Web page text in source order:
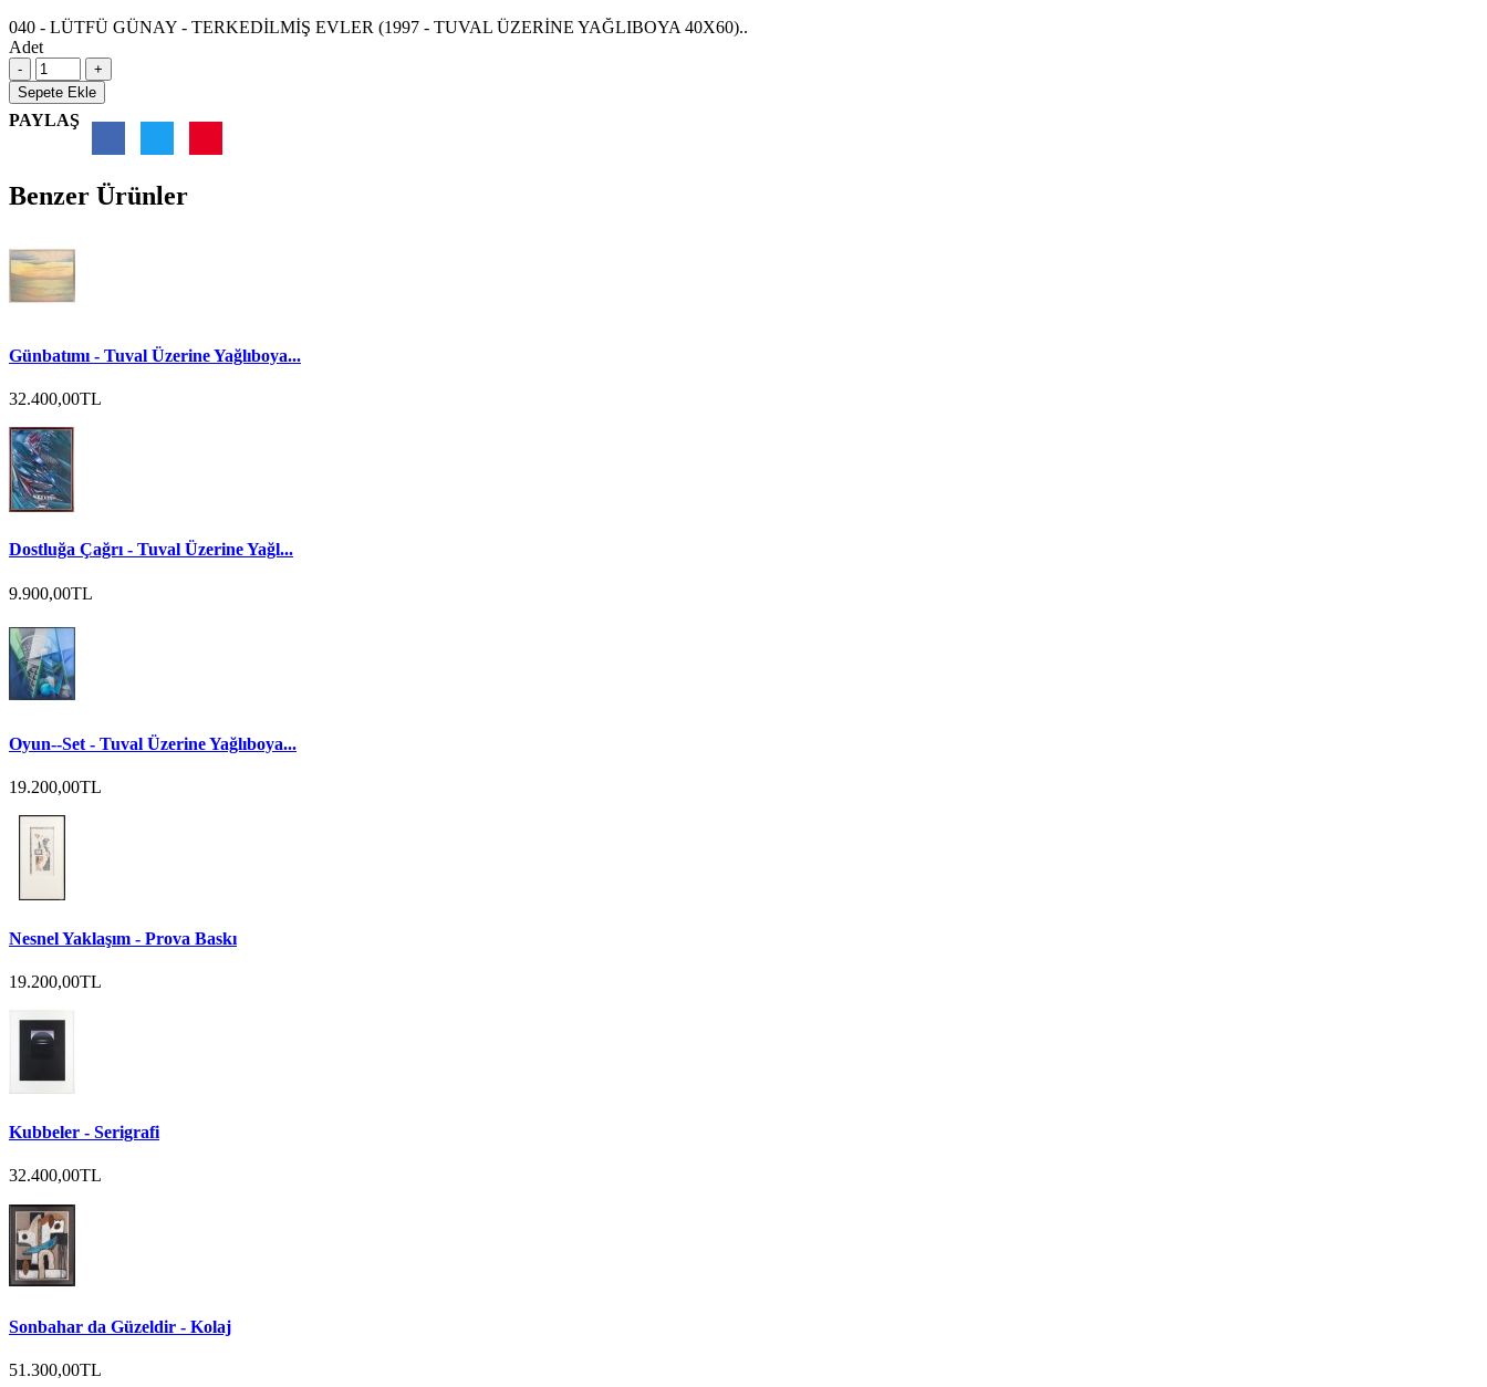
040 - LÜTFÜ GÜNAY - TERKEDİLMİŞ EVLER (1997 - TUVAL ÜZERİNE YAĞLIBOYA 40X60)..
Adet
Sepete Ekle
PAYLAŞ
Benzer Ürünler
Günbatımı - Tuval Üzerine Yağlıboya...
32.400,00TL
Dostluğa Çağrı - Tuval Üzerine Yağl...
9.900,00TL
Oyun--Set - Tuval Üzerine Yağlıboya...
19.200,00TL
Nesnel Yaklaşım - Prova Baskı
19.200,00TL
Kubbeler - Serigrafi
32.400,00TL
Sonbahar da Güzeldir - Kolaj
51.300,00TL